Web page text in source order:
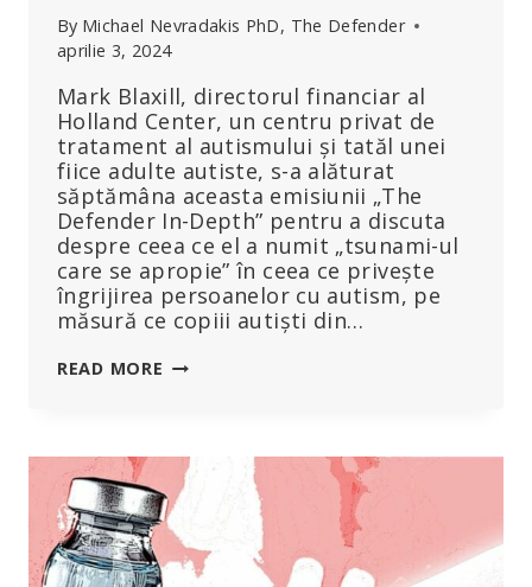
By Michael Nevradakis PhD, The Defender
aprilie 3, 2024
Mark Blaxill, directorul financiar al
Holland Center, un centru privat de
tratament al autismului și tatăl unei
fiice adulte autiste, s-a alăturat
săptămâna aceasta emisiunii „The
Defender In-Depth” pentru a discuta
despre ceea ce el a numit „tsunami-ul
care se apropie” în ceea ce privește
îngrijirea persoanelor cu autism, pe
măsură ce copiii autiști din…
READ MORE ‘EPIDEMIA
REALĂ,
IAR
CAUZA
EI
ESTE